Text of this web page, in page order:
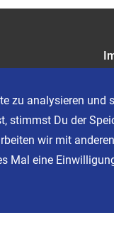
zu analysieren
Du der
wir mit
Mal eine